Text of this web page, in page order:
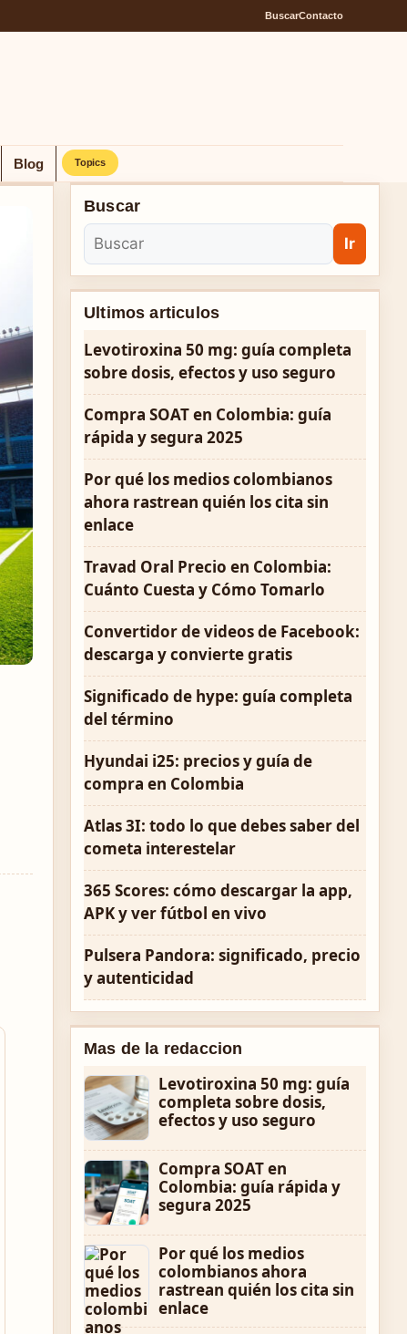
BuscarContacto
Blog Topics
Buscar
Ir
Ultimos articulos
Levotiroxina 50 mg: guía completa
sobre dosis, efectos y uso seguro
Compra SOAT en Colombia: guía
rápida y segura 2025
Por qué los medios colombianos
ahora rastrean quién los cita sin
enlace
Travad Oral Precio en Colombia:
Cuánto Cuesta y Cómo Tomarlo
Convertidor de videos de Facebook:
descarga y convierte gratis
Significado de hype: guía completa
del término
Hyundai i25: precios y guía de
compra en Colombia
Atlas 3I: todo lo que debes saber del
cometa interestelar
365 Scores: cómo descargar la app,
APK y ver fútbol en vivo
Pulsera Pandora: significado, precio
y autenticidad
Mas de la redaccion
Levotiroxina 50 mg: guía
completa sobre dosis,
efectos y uso seguro
Compra SOAT en
Colombia: guía rápida y
segura 2025
Por qué los medios
colombianos ahora
rastrean quién los cita sin
enlace